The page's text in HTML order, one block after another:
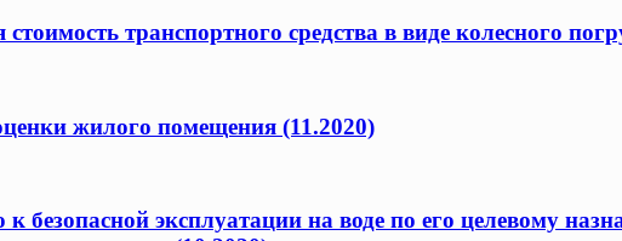
транспортного средства в виде колесного
жилого помещения (11.2020)
безопасной эксплуатации на воде по его целевому